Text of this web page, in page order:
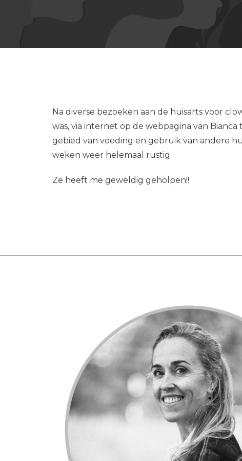
Na diverse bezoeken aan de huisarts voor
was, via internet op de webpagina van
gebied van voeding en gebruik van andere
weken weer helemaal rustig.
Ze heeft me geweldig geholpen!!